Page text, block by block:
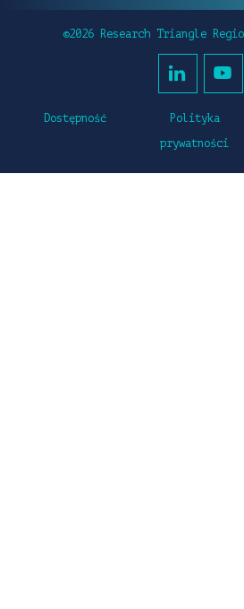
©2026 Research Triangle
Dostępność
Polityka
prywatności